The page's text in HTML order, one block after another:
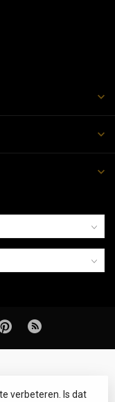
verbeteren. Is dat